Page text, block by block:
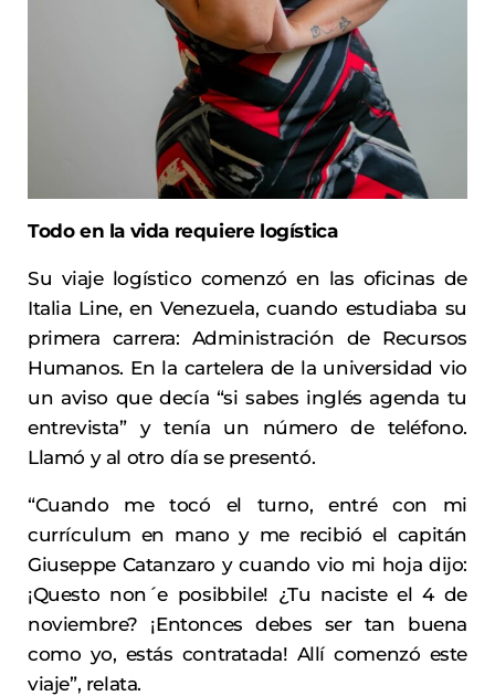
Todo en la vida requiere logística
Su viaje logístico comenzó en las oficinas de
Italia Line, en Venezuela, cuando estudiaba su
primera carrera: Administración de Recursos
Humanos. En la cartelera de la universidad vio
un aviso que decía “si sabes inglés agenda tu
entrevista” y tenía un número de teléfono.
Llamó y al otro día se presentó.
“Cuando me tocó el turno, entré con mi
currículum en mano y me recibió el capitán
Giuseppe Catanzaro y cuando vio mi hoja dijo:
¡Questo non´e posibbile! ¿Tu naciste el 4 de
noviembre? ¡Entonces debes ser tan buena
como yo, estás contratada! Allí comenzó este
viaje”, relata.